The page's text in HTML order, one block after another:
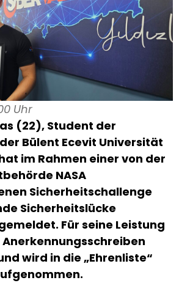
Uhr
(22), Student der
Bülent Ecevit Universität
im Rahmen einer von der
NASA
Sicherheitschallenge
Sicherheitslücke
Für seine Leistung
Anerkennungsschreiben
wird in die „Ehrenliste“